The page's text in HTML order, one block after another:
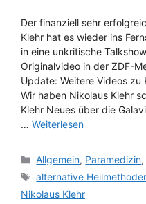
Der finanziell sehr
Klehr hat es wieder ins
in eine unkritische
Originalvideo in der ZDF-
Update: Weitere Videos
Wir haben Nikolaus Klehr
Klehr Neues über die
… Weiterlesen
Kategorien
Allgemein, Paramedizin,
Schlagwörter
alternative
Nikolaus Klehr